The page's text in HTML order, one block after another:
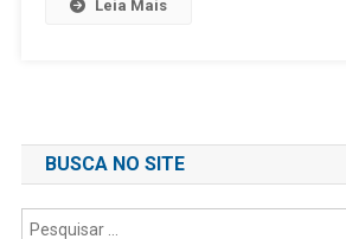
Leia Mais
BUSCA NO SITE